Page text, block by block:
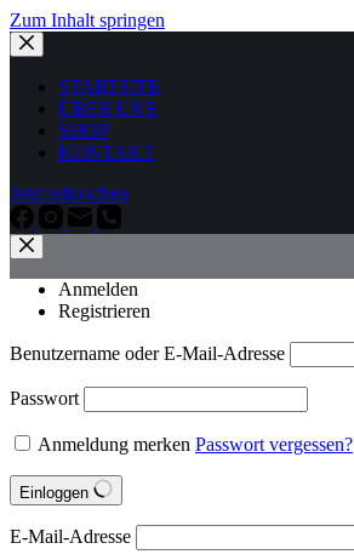
Zum Inhalt springen
STARTSITE
ÜBER UNS
SHOP
KONTAKT
Jetzt erforschen
Anmelden
Registrieren
Benutzername oder E-Mail-Adresse
Passwort
Anmeldung merken Passwort vergessen?
Einloggen
E-Mail-Adresse